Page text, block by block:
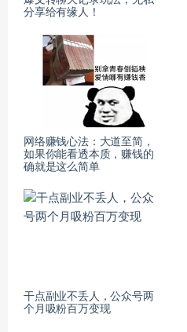
分享给有缘人！
网络赚钱心法：大道至简，
如果你能看透本质，赚钱的
确就是这么简单
干点副业不丢人，公众号两
个月吸粉百万变现